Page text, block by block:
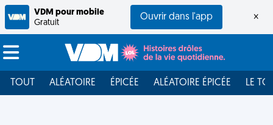
VDM pour mobile
Gratuit
Ouvrir dans l'app ×
TOUT ALÉATOIRE ÉPICÉE ALÉATOIRE ÉPICÉE LE